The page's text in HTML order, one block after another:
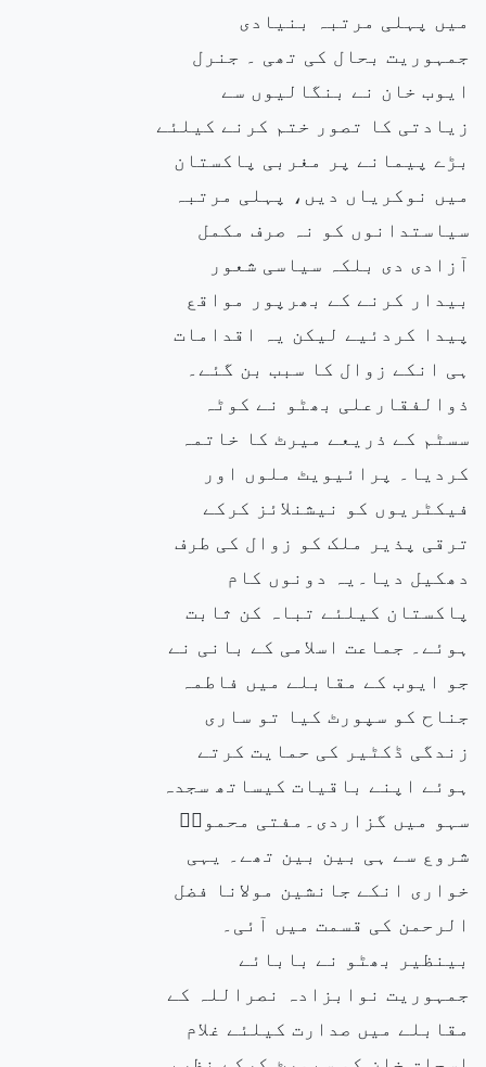
میں پہلی مرتبہ بنیادی
جمہوریت بحال کی تھی ۔ جنرل
ایوب خان نے بنگالیوں سے
زیادتی کا تصور ختم کرنے کیلئے
بڑے پیمانے پر مغربی پاکستان
میں نوکریاں دیں، پہلی مرتبہ
سیاستدانوں کو نہ صرف مکمل
آزادی دی بلکہ سیاسی شعور
بیدار کرنے کے بھرپور مواقع
پیدا کردئیے لیکن یہ اقدامات
ہی انکے زوال کا سبب بن گئے۔
ذوالفقارعلی بھٹو نے کوٹہ
سسٹم کے ذریعے میرٹ کا خاتمہ
کردیا۔ پرائیویٹ ملوں اور
فیکٹریوں کو نیشنلائز کرکے
ترقی پذیر ملک کو زوال کی طرف
دھکیل دیا۔یہ دونوں کام
پاکستان کیلئے تباہ کن ثابت
ہوئے۔ جماعت اسلامی کے بانی نے
جو ایوب کے مقابلے میں فاطمہ
جناح کو سپورٹ کیا تو ساری
زندگی ڈکٹیر کی حمایت کرتے
ہوئے اپنے باقیات کیساتھ سجدہ
سہو میں گزاردی۔مفتی محمودؒ
شروع سے ہی بین بین تھے۔ یہی
خواری انکے جانشین مولانا فضل
الرحمن کی قسمت میں آئی۔
بینظیر بھٹو نے بابائے
جمہوریت نوابزادہ نصراللہ کے
مقابلے میں صدارت کیلئے غلام